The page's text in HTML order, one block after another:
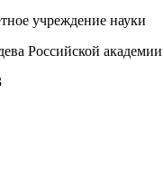
учреждение науки
Российской академии